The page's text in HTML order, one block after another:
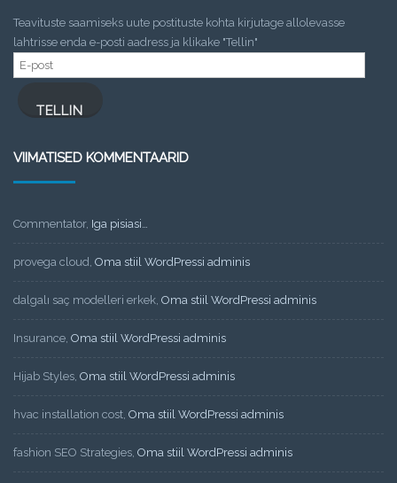
Teavituste saamiseks uute postituste kohta kirjutage allolevasse
lahtrisse enda e-posti aadress ja klikake "Tellin"
E-
post
TELLIN
VIIMATISED KOMMENTAARID
Commentator, Iga pisiasi…
provega cloud, Oma stiil WordPressi adminis
dalgalı saç modelleri erkek, Oma stiil WordPressi adminis
Insurance, Oma stiil WordPressi adminis
Hijab Styles, Oma stiil WordPressi adminis
hvac installation cost, Oma stiil WordPressi adminis
fashion SEO Strategies, Oma stiil WordPressi adminis